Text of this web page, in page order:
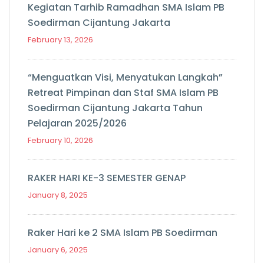
Kegiatan Tarhib Ramadhan SMA Islam PB
Soedirman Cijantung Jakarta
February 13, 2026
“Menguatkan Visi, Menyatukan Langkah”
Retreat Pimpinan dan Staf SMA Islam PB
Soedirman Cijantung Jakarta Tahun
Pelajaran 2025/2026
February 10, 2026
RAKER HARI KE-3 SEMESTER GENAP
January 8, 2025
Raker Hari ke 2 SMA Islam PB Soedirman
January 6, 2025